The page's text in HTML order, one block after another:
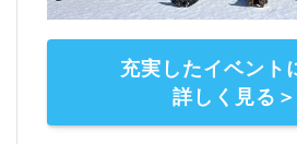
充実したイベント
詳しく見る＞